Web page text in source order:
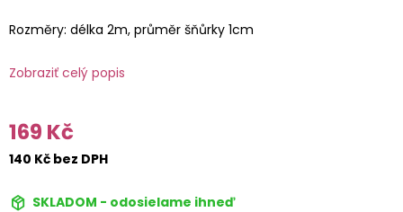
Rozměry: délka 2m, průměr šňůrky 1cm
Zobraziť celý popis
169 Kč
140 Kč bez DPH
SKLADOM - odosielame ihneď